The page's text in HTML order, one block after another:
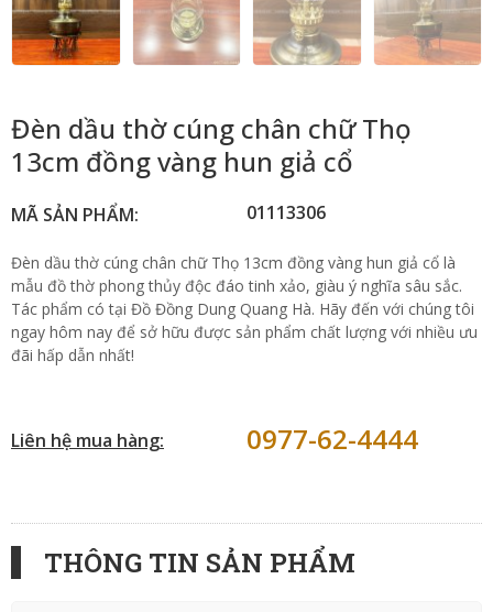
Đèn dầu thờ cúng chân chữ Thọ
13cm đồng vàng hun giả cổ
MÃ SẢN PHẨM: 01113306
Đèn dầu thờ cúng chân chữ Thọ 13cm đồng vàng hun giả cổ là
mẫu đồ thờ phong thủy độc đáo tinh xảo, giàu ý nghĩa sâu sắc.
Tác phẩm có tại Đồ Đồng Dung Quang Hà. Hãy đến với chúng tôi
ngay hôm nay để sở hữu được sản phẩm chất lượng với nhiều ưu
đãi hấp dẫn nhất!
Liên hệ mua hàng: 0977-62-4444
THÔNG TIN SẢN PHẨM